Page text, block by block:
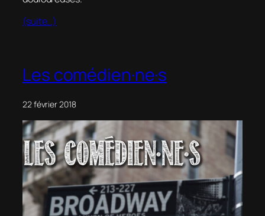
(suite…)
Les comédien·ne·s
22 février 2018